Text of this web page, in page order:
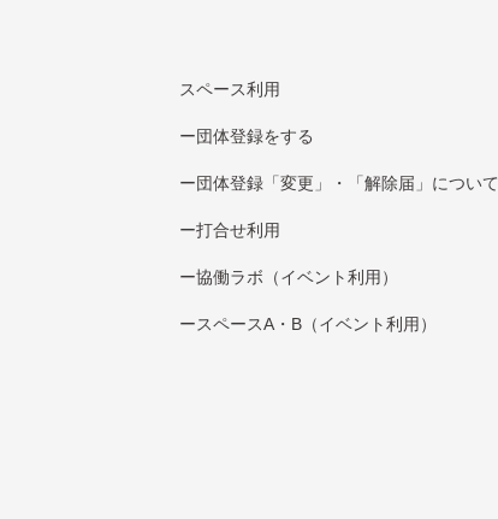
スペース利用
団体登録をする
団体登録「変更」・「解除届」について
打合せ利用
協働ラボ（イベント利⽤）
スペースA・B（イベント利⽤）